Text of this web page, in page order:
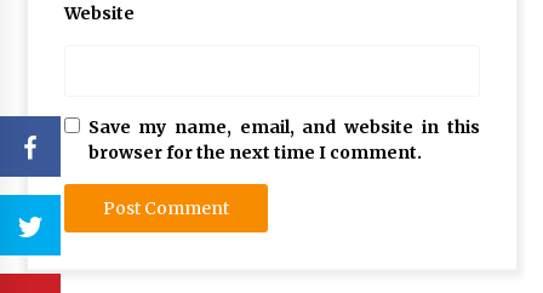
Website
Save my name, email, and website in this
browser for the next time I comment.